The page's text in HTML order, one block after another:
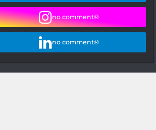
no comment®
no comment®